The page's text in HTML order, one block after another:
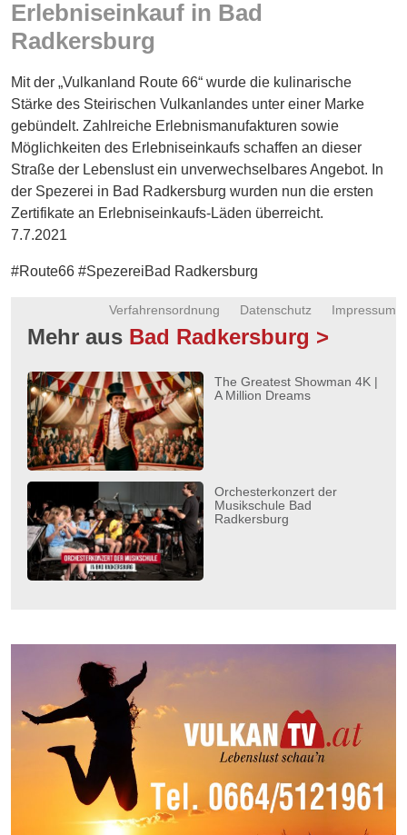
Energie
Schnöll
Zonen
Podcast
Erlebniseinkauf in Bad
Radkersburg
Mit der „Vulkanland Route 66“ wurde die kulinarische
Stärke des Steirischen Vulkanlandes unter einer Marke
gebündelt. Zahlreiche Erlebnismanufakturen sowie
Möglichkeiten des Erlebniseinkaufs schaffen an dieser
Straße der Lebenslust ein unverwechselbares Angebot. In
der Spezerei in Bad Radkersburg wurden nun die ersten
Zertifikate an Erlebniseinkaufs-Läden überreicht.
7.7.2021
#Route66 #SpezereiBad Radkersburg
Impressum
Datenschutz
Verfahrensordnung
Mehr aus Bad Radkersburg >
The Greatest Showman 4K |
A Million Dreams
Orchesterkonzert der
Musikschule Bad
Radkersburg